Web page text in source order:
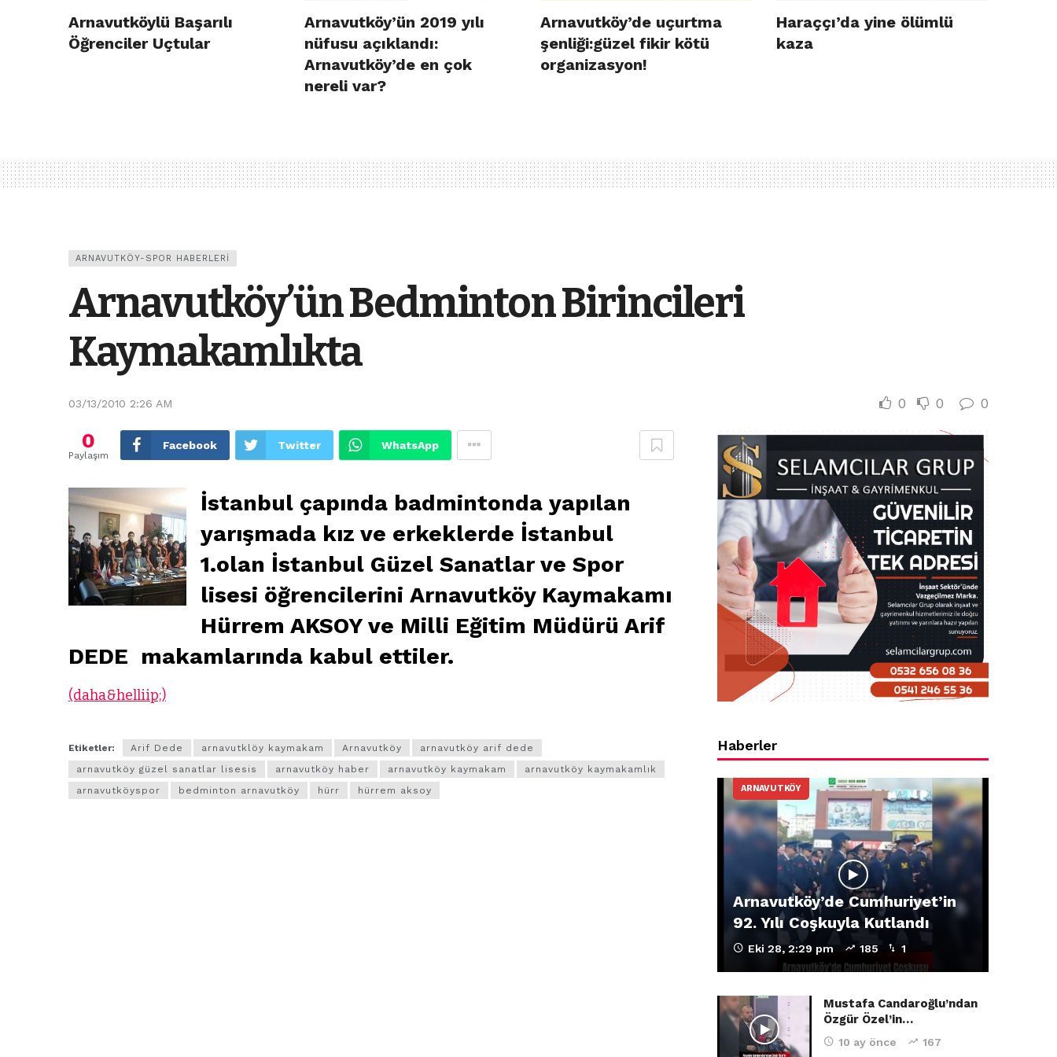
Arnavutköylü Başarılı
Öğrenciler Uçtular
Arnavutköy’ün 2019 yılı
nüfusu açıklandı:
Arnavutköy’de en çok
nereli var?
Arnavutköy’de uçurtma
şenliği:güzel fikir kötü
organizasyon!
Haraççı’da yine ölümlü
kaza
ARNAVUTKÖY-SPOR HABERLERI
Arnavutköy’ün Bedminton Birincileri
Kaymakamlıkta
03/13/2010 2:26 AM 0 0 0
0
Paylaşım
Facebook Twitter WhatsApp
İstanbul çapında badmintonda yapılan
yarışmada kız ve erkeklerde İstanbul
1.olan İstanbul Güzel Sanatlar ve Spor
lisesi öğrencilerini Arnavutköy Kaymakamı
Hürrem AKSOY ve Milli Eğitim Müdürü Arif
DEDE makamlarında kabul ettiler.
(daha&helliip;)
Etiketler: Arif Dede arnavutklöy kaymakam Arnavutköy
arnavutköy arif dede
arnavutköy güzel sanatlar lisesis
arnavutköy haber arnavutköy kaymakam
arnavutköy kaymakamlık
arnavutköyspor
bedminton arnavutköy hürr hürrem aksoy
Haberler
ARNAVUTKÖY
Arnavutköy’de Cumhuriyet’in
92. Yılı Coşkuyla Kutlandı
Eki 28, 2:29 pm 185 1
Mustafa Candaroğlu’ndan
Özgür Özel’in…
10 ay önce 167